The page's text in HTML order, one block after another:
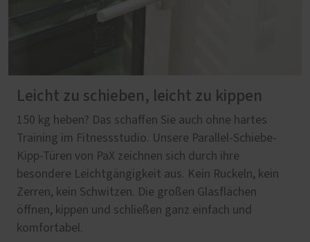
Leicht zu schieben, leicht zu kippen
150 kg heben? Das schaffen Sie auch ohne hartes
Training im Fitnessstudio. Unsere Parallel-Schiebe-
Kipp-Türen von PaX zeichnen sich durch ihre
besondere Leichtgängigkeit aus. Kein Ruckeln, kein
Zerren, kein Schwitzen. Die großen Glasflächen
öffnen, kippen und schließen ganz einfach und
komfortabel.